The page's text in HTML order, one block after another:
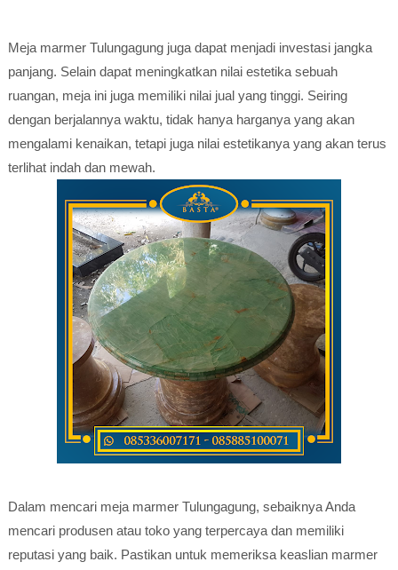
Meja marmer Tulungagung juga dapat menjadi investasi jangka
panjang. Selain dapat meningkatkan nilai estetika sebuah
ruangan, meja ini juga memiliki nilai jual yang tinggi. Seiring
dengan berjalannya waktu, tidak hanya harganya yang akan
mengalami kenaikan, tetapi juga nilai estetikanya yang akan terus
terlihat indah dan mewah.
Dalam mencari meja marmer Tulungagung, sebaiknya Anda
mencari produsen atau toko yang terpercaya dan memiliki
reputasi yang baik. Pastikan untuk memeriksa keaslian marmer